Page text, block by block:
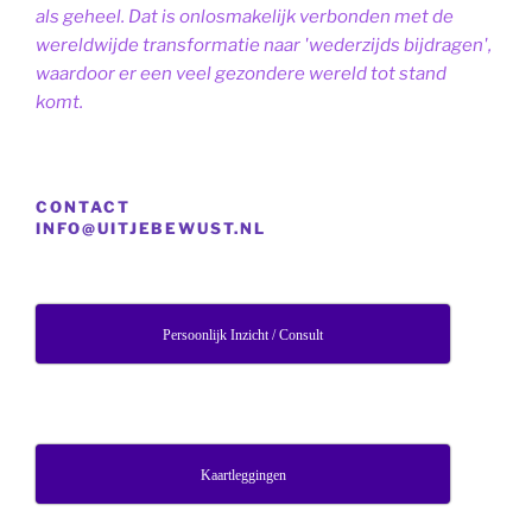
als geheel. Dat is onlosmakelijk verbonden met de
wereldwijde transformatie naar 'wederzijds bijdragen',
waardoor er een veel gezondere wereld tot stand
komt.
CONTACT
INFO@UITJEBEWUST.NL
Persoonlijk Inzicht / Consult
Kaartleggingen